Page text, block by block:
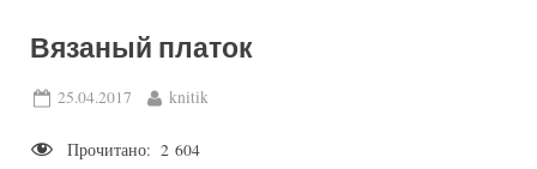
Вязаный платок
Posted
25.04.2017 By
knitik
Прочитано: 2 604